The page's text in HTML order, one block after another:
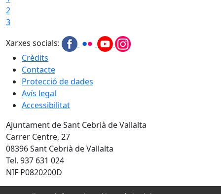
2
3
Xarxes socials:
Crèdits
Contacte
Protecció de dades
Avís legal
Accessibilitat
Ajuntament de Sant Cebrià de Vallalta
Carrer Centre, 27
08396 Sant Cebrià de Vallalta
Tel. 937 631 024
NIF P0820200D